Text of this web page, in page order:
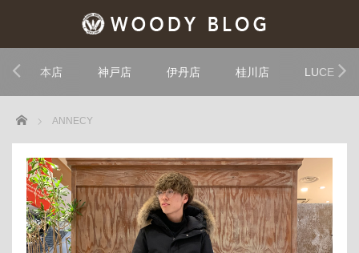
本店 神戸店 伊丹店 桂川店 LUCE
Home ANNECY